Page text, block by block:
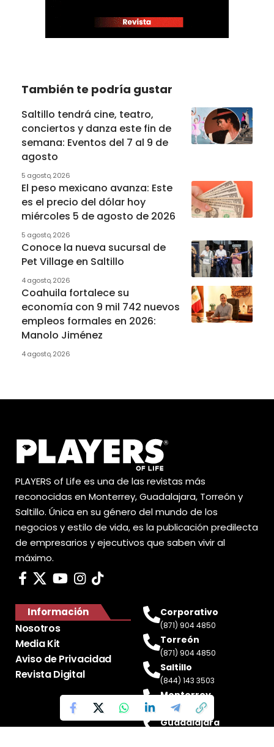
También te podría gustar
Saltillo tendrá cine, teatro,
conciertos y danza este fin de
semana: Eventos del 7 al 9 de
agosto
5 agosto, 2026
El peso mexicano avanza: Este
es el precio del dólar hoy
miércoles 5 de agosto de 2026
5 agosto, 2026
Conoce la nueva sucursal de
Pet Village en Saltillo
4 agosto, 2026
Coahuila fortalece su
economía con 9 mil 742 nuevos
empleos formales en 2026:
Manolo Jiménez
4 agosto, 2026
PLAYERS of Life es una de las revistas más
reconocidas en Monterrey, Guadalajara, Torreón y
Saltillo. Única en su género del mundo de los
negocios y estilo de vida, es la publicación predilecta
de empresarios y ejecutivos que saben vivir al
máximo.
Información
Nosotros
Media Kit
Aviso de Privacidad
Revista Digital
Corporativo
(871) 904 4850
Torreón
(871) 904 4850
Saltillo
(844) 143 3503
Monterrey
(81) 2188 0412
Guadalajara